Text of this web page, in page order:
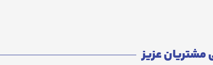
مشتریان عزیز